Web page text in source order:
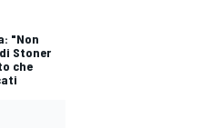
"Non
Stoner
che